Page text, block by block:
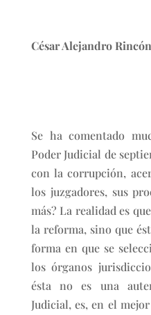
César Alejandro
Se ha comentado
Poder Judicial de
con la corrupción,
los juzgadores, sus
más? La realidad es
la reforma, sino que
forma en que se
los órganos
ésta no es una
Judicial, es, en el